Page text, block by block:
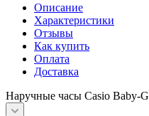
Описание
Характеристики
Отзывы
Как купить
Оплата
Доставка
Наручные часы Casio Baby-